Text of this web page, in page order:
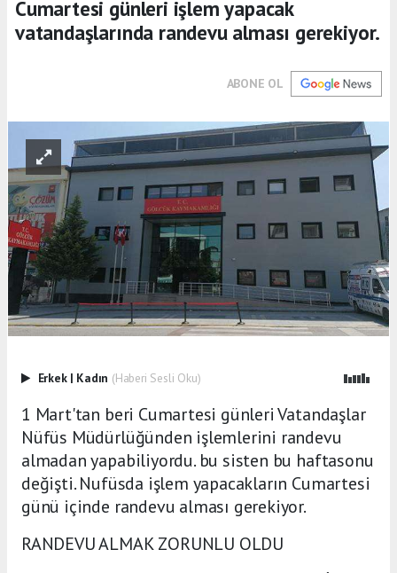
Cumartesi günleri işlem yapacak
vatandaşlarında randevu alması gerekiyor.
ABONE OL
Erkek | Kadın (Haberi Sesli Oku)
1 Mart'tan beri Cumartesi günleri Vatandaşlar
Nüfüs Müdürlüğünden işlemlerini randevu
almadan yapabiliyordu. bu sisten bu haftasonu
değişti. Nufüsda işlem yapacakların Cumartesi
günü içinde randevu alması gerekiyor.
RANDEVU ALMAK ZORUNLU OLDU